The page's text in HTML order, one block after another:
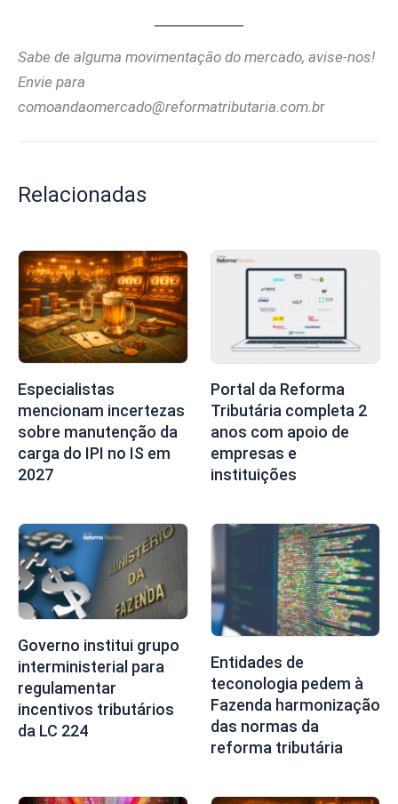
Sabe de alguma movimentação do mercado, avise-nos!
Envie para
comoandaomercado@reformatributaria.com.br
Relacionadas
Especialistas
mencionam incertezas
sobre manutenção da
carga do IPI no IS em
2027
Portal da Reforma
Tributária completa 2
anos com apoio de
empresas e
instituições
Governo institui grupo
interministerial para
regulamentar
incentivos tributários
da LC 224
Entidades de
teconologia pedem à
Fazenda harmonização
das normas da
reforma tributária